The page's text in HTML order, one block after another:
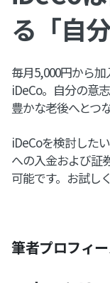
る「自
毎月5,000円から
iDeCo。自分の意
豊かな老後へとつ
iDeCoを検討した
への入金および証
可能です。お試し
筆者プロフィ